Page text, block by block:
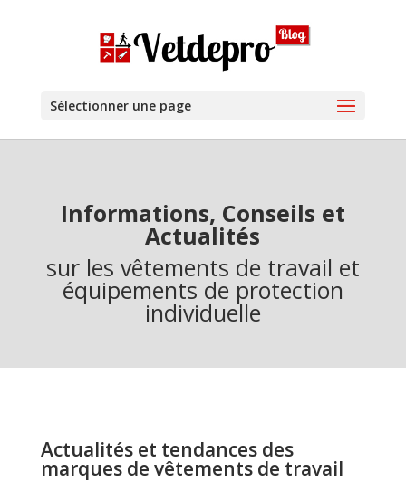
Sélectionner une page
Informations, Conseils et
Actualités
sur les vêtements de travail et
équipements de protection
individuelle
Actualités et tendances des
marques de vêtements de travail